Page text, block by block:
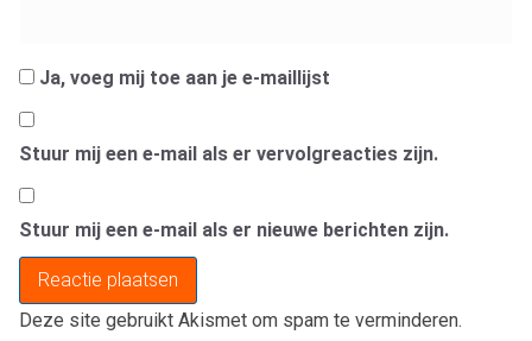
Ja, voeg mij toe aan je e-maillijst
Stuur mij een e-mail als er vervolgreacties zijn.
Stuur mij een e-mail als er nieuwe berichten zijn.
Deze site gebruikt Akismet om spam te verminderen.